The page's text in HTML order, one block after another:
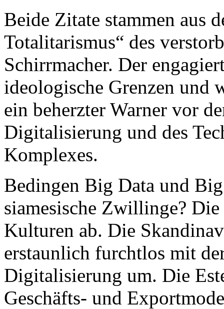
Beide Zitate stammen aus
Totalitarismus“ des
Schirrmacher. Der
ideologische Grenzen und
ein beherzter Warner vor
Digitalisierung und des
Komplexes.
Bedingen Big Data und
siamesische Zwillinge?
Kulturen ab. Die
erstaunlich furchtlos mit
Digitalisierung um. Die
Geschäfts- und